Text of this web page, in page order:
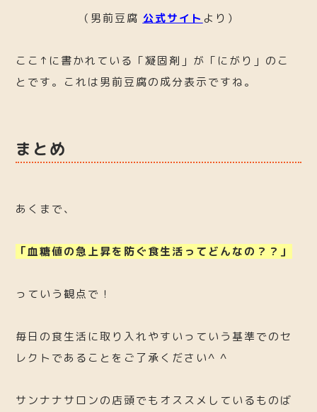
（男前豆腐 公式サイト より）
ここ↑に書かれている「凝固剤」が「にがり」のこ
とです。これは男前豆腐の成分表示ですね。
まとめ
あくまで、
「血糖値の急上昇を防ぐ食生活ってどんなの？？」
っていう観点で！
毎日の食生活に取り入れやすいっていう基準でのセ
レクトであることをご了承ください^ ^
サンナナサロンの店頭でもオススメしているものば